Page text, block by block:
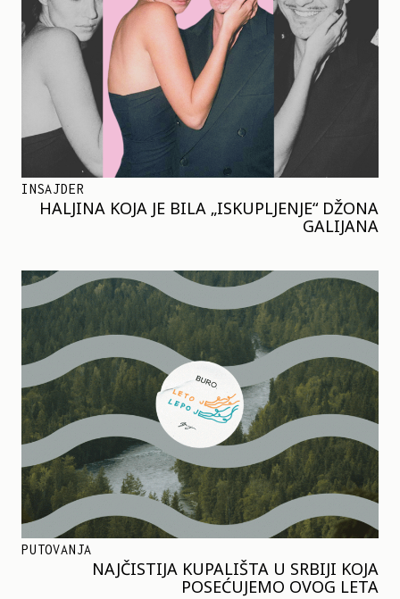
INSAJDER
HALJINA KOJA JE BILA „ISKUPLJENJE“ DŽONA
GALIJANA
PUTOVANJA
NAJČISTIJA KUPALIŠTA U SRBIJI KOJA
POSEĆUJEMO OVOG LETA